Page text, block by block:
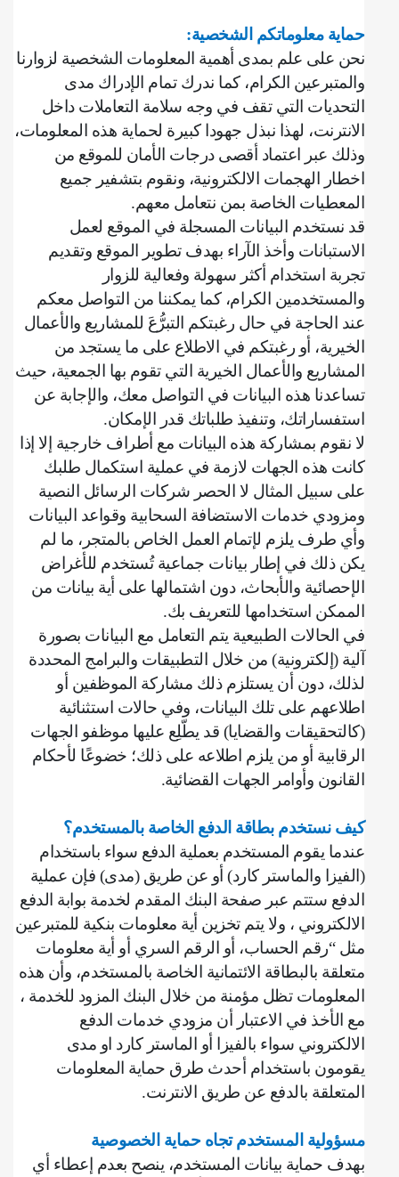
حماية معلوماتكم الشخصية:
نحن على علم بمدى أهمية المعلومات الشخصية لزوارنا
والمتبرعين الكرام، كما ندرك تمام الإدراك مدى
التحديات التي تقف في وجه سلامة التعاملات داخل
الانترنت، لهذا نبذل جهودا كبيرة لحماية هذه المعلومات،
وذلك عبر اعتماد أقصى درجات الأمان للموقع من
اخطار الهجمات الالكترونية، ونقوم بتشفير جميع
المعطيات الخاصة بمن نتعامل معهم.
قد نستخدم البيانات المسجلة في الموقع لعمل
الاستبانات وأخذ الآراء بهدف تطوير الموقع وتقديم
تجربة استخدام أكثر سهولة وفعالية للزوار
والمستخدمين الكرام، كما يمكننا من التواصل معكم
عند الحاجة في حال رغبتكم التبرُّعَ للمشاريع والأعمال
الخيرية، أو رغبتكم في الاطلاع على ما يستجد من
المشاريع والأعمال الخيرية التي تقوم بها الجمعية، حيث
تساعدنا هذه البيانات في التواصل معك، والإجابة عن
استفساراتك، وتنفيذ طلباتك قدر الإمكان.
لا نقوم بمشاركة هذه البيانات مع أطراف خارجية إلا إذا
كانت هذه الجهات لازمة في عملية استكمال طلبك
على سبيل المثال لا الحصر شركات الرسائل النصية
ومزودي خدمات الاستضافة السحابية وقواعد البيانات
وأي طرف يلزم لإتمام العمل الخاص بالمتجر، ما لم
يكن ذلك في إطار بيانات جماعية تُستخدم للأغراض
الإحصائية والأبحاث، دون اشتمالها على أية بيانات من
الممكن استخدامها للتعريف بك.
في الحالات الطبيعية يتم التعامل مع البيانات بصورة
آلية (إلكترونية) من خلال التطبيقات والبرامج المحددة
لذلك، دون أن يستلزم ذلك مشاركة الموظفين أو
اطلاعهم على تلك البيانات، وفي حالات استثنائية
(كالتحقيقات والقضايا) قد يطّلِع عليها موظفو الجهات
الرقابية أو من يلزم اطلاعه على ذلك؛ خضوعًا لأحكام
القانون وأوامر الجهات القضائية.
كيف نستخدم بطاقة الدفع الخاصة بالمستخدم؟
عندما يقوم المستخدم بعملية الدفع سواء باستخدام
(الفيزا والماستر كارد) أو عن طريق (مدى) فإن عملية
الدفع ستتم عبر صفحة البنك المقدم لخدمة بوابة الدفع
الالكتروني ، ولا يتم تخزين أية معلومات بنكية للمتبرعين
مثل “رقم الحساب، أو الرقم السري أو أية معلومات
متعلقة بالبطاقة الائتمانية الخاصة بالمستخدم، وأن هذه
المعلومات تظل مؤمنة من خلال البنك المزود للخدمة ،
مع الأخذ في الاعتبار أن مزودي خدمات الدفع
الالكتروني سواء بالفيزا أو الماستر كارد او مدى
يقومون باستخدام أحدث طرق حماية المعلومات
المتعلقة بالدفع عن طريق الانترنت.
مسؤولية المستخدم تجاه حماية الخصوصية
بهدف حماية بيانات المستخدم، ينصح بعدم إعطاء أي